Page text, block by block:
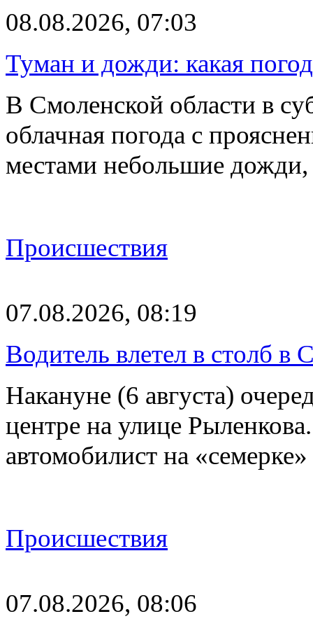
08.08.2026, 07:03
Туман и дожди: какая
В Смоленской области в
облачная погода с
местами небольшие
Происшествия
07.08.2026, 08:19
Водитель влетел в столб в
Накануне (6 августа)
центре на улице
автомобилист на
Происшествия
07.08.2026, 08:06